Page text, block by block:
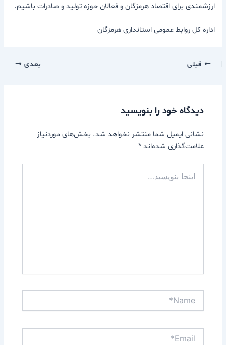
ارزشمندی برای اقتصاد هرمزگان و فعالان حوزه تولید و صادرات باشیم.
اداره کل روابط عمومی استانداری هرمزگان
قبلی بعدی
دیدگاه‌ خود را بنویسید
نشانی ایمیل شما منتشر نخواهد شد. بخش‌های موردنیاز
علامت‌گذاری شده‌اند*
بنویسید…